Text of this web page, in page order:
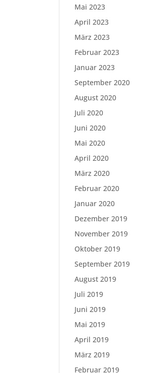
Mai 2023
April 2023
März 2023
Februar 2023
Januar 2023
September 2020
August 2020
Juli 2020
Juni 2020
Mai 2020
April 2020
März 2020
Februar 2020
Januar 2020
Dezember 2019
November 2019
Oktober 2019
September 2019
August 2019
Juli 2019
Juni 2019
Mai 2019
April 2019
März 2019
Februar 2019